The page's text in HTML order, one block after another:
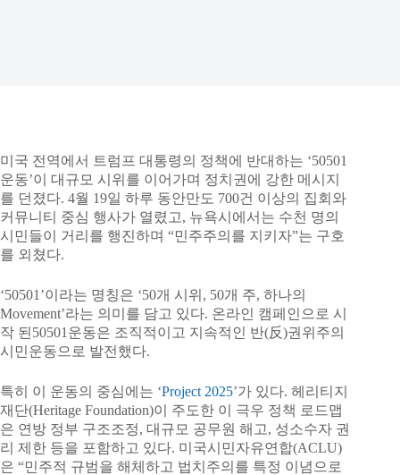
미국 전역에서 트럼프 대통령의 정책에 반대하는 ‘50501
운동’이 대규모 시위를 이어가며 정치권에 강한 메시지
를 던졌다. 4월 19일 하루 동안만도 700건 이상의 집회와
커뮤니티 중심 행사가 열렸고, 뉴욕시에서는 수천 명의
시민들이 거리를 행진하며 “민주주의를 지키자”는 구호
를 외쳤다.
‘50501’이라는 명칭은 ‘50개 시위, 50개 주, 하나의
Movement’라는 의미를 담고 있다. 온라인 캠페인으로 시
작 된50501운동은 조직적이고 지속적인 반(反)권위주의
시민운동으로 발전했다.
특히 이 운동의 중심에는 ‘Project 2025’가 있다. 헤리티지
재단(Heritage Foundation)이 주도한 이 극우 정책 로드맵
은 연방 정부 구조조정, 대규모 공무원 해고, 성소수자 권
리 제한 등을 포함하고 있다. 미국시민자유연합(ACLU)
은 “민주적 규범을 해체하고 법치주의를 특정 이념으로